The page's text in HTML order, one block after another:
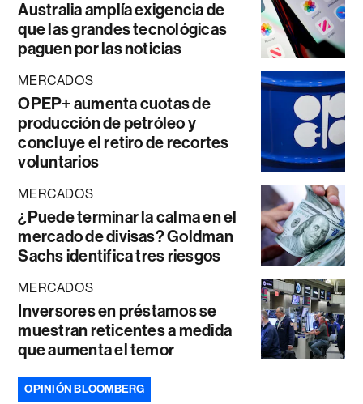
Australia amplía exigencia de
que las grandes tecnológicas
paguen por las noticias
MERCADOS
OPEP+ aumenta cuotas de
producción de petróleo y
concluye el retiro de recortes
voluntarios
MERCADOS
¿Puede terminar la calma en el
mercado de divisas? Goldman
Sachs identifica tres riesgos
MERCADOS
Inversores en préstamos se
muestran reticentes a medida
que aumenta el temor
OPINIÓN BLOOMBERG